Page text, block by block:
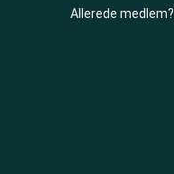
Allerede medlem?